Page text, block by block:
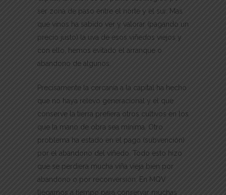
ser zona de paso entre el norte y el sur. Mas
que vinos ha sabido ver y valorar (pagando un
precio justo) la uva de esos viñedos viejos y
con ello, hemos evitado el arranque o
abandono de algunos.
Precisamente la cercanía a la capital ha hecho
que no haya relevo generacional y el que
conserve la tierra prefiera otros cultivos en los
que la mano de obra sea mínima. Otro
problema ha estado en el pago (subvención)
por el abandono del viñedo. Todo esto hizo
que se perdiera mucha viña vieja bien por
abandono o por reconversión. En MQV
llegamos a tiempo para conservar muchas